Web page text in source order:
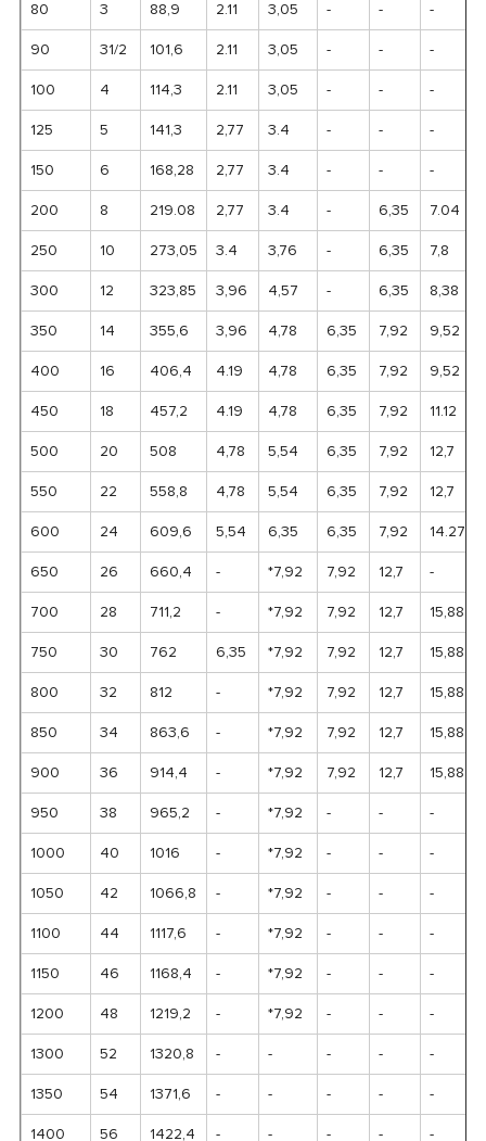
80 3 88,9 2.11 3,05 - - -
90 31/2 101,6 2.11 3,05 - - -
100 4 114,3 2.11 3,05 - - -
125 5 141,3 2,77 3.4 - - -
150 6 168,28 2,77 3.4 - - -
200 8 219.08 2,77 3.4 - 6,35 7.04
250 10 273,05 3.4 3,76 - 6,35 7,8
300 12 323,85 3,96 4,57 - 6,35 8,38
350 14 355,6 3,96 4,78 6,35 7,92 9,52
400 16 406,4 4.19 4,78 6,35 7,92 9,52
450 18 457,2 4.19 4,78 6,35 7,92 11.12
500 20 508 4,78 5,54 6,35 7,92 12,7
550 22 558,8 4,78 5,54 6,35 7,92 12,7
600 24 609,6 5,54 6,35 6,35 7,92 14.27
650 26 660,4 - *7,92 7,92 12,7 -
700 28 711,2 - *7,92 7,92 12,7 15,88
750 30 762 6,35 *7,92 7,92 12,7 15,88
800 32 812 - *7,92 7,92 12,7 15,88
850 34 863,6 - *7,92 7,92 12,7 15,88
900 36 914,4 - *7,92 7,92 12,7 15,88
950 38 965,2 - *7,92 - - -
1000 40 1016 - *7,92 - - -
1050 42 1066,8 - *7,92 - - -
1100 44 1117,6 - *7,92 - - -
1150 46 1168,4 - *7,92 - - -
1200 48 1219,2 - *7,92 - - -
1300 52 1320,8 - - - - -
1350 54 1371,6 - - - - -
1400 56 1422,4 - - - - -